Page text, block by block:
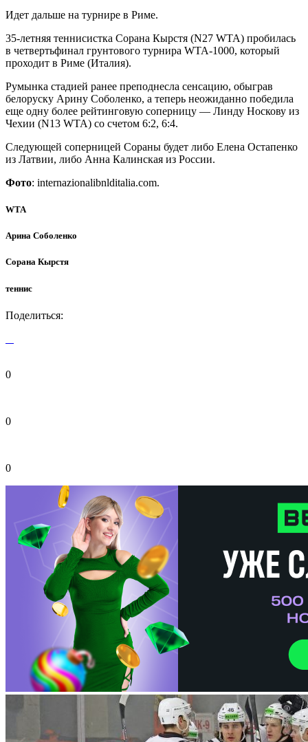
Идет дальше на турнире в Риме.
35-летняя теннисистка Сорана Кырстя (N27 WTA) пробилась
в четвертьфинал грунтового турнира WTA-1000, который
проходит в Риме (Италия).
Румынка стадией ранее преподнесла сенсацию, обыграв
белоруску Арину Соболенко, а теперь неожиданно победила
еще одну более рейтинговую соперницу — Линду Носкову из
Чехии (N13 WTA) со счетом 6:2, 6:4.
Следующей соперницей Сораны будет либо Елена Остапенко
из Латвии, либо Анна Калинская из России.
Фото: internazionalibnlditalia.com.
WTA
Арина Соболенко
Сорана Кырстя
теннис
Поделиться:
0
0
0